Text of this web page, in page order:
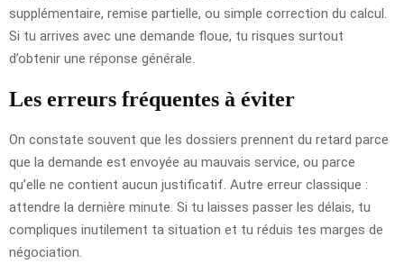
supplémentaire, remise partielle, ou simple correction du calcul.
Si tu arrives avec une demande floue, tu risques surtout
d’obtenir une réponse générale.
Les erreurs fréquentes à éviter
On constate souvent que les dossiers prennent du retard parce
que la demande est envoyée au mauvais service, ou parce
qu’elle ne contient aucun justificatif. Autre erreur classique :
attendre la dernière minute. Si tu laisses passer les délais, tu
compliques inutilement ta situation et tu réduis tes marges de
négociation.